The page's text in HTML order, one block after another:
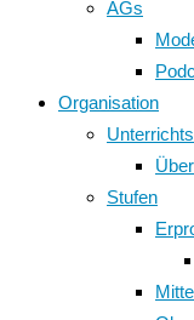
AGs
Organisation
Stufen